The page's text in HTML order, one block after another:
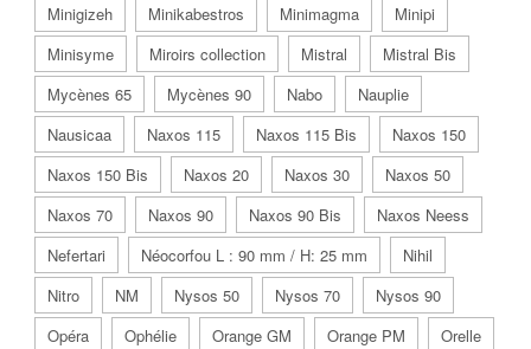
Minigizeh
Minikabestros Minimagma
Minipi
Minisyme
Miroirs collection Mistral
Mistral Bis
Mycènes 65
Mycènes 90 Nabo
Nauplie
Nausicaa
Naxos 115 Naxos 115 Bis
Naxos 150
Naxos 150 Bis
Naxos 20 Naxos 30
Naxos 50
Naxos 70
Naxos 90 Naxos 90 Bis
Naxos Neess
Nefertari
Néocorfou L : 90 mm / H: 25 mm
Nihil
Nitro
NM Nysos 50 Nysos 70
Nysos 90
Opéra
Ophélie Orange GM Orange PM
Orelle